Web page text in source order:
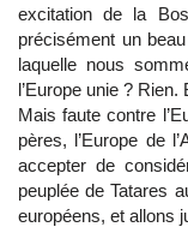
excitation de la
précisément un
laquelle nous
l’Europe unie ?
Mais faute contre
pères, l’Europe de
accepter de
peuplée de Tatares
européens, et allons